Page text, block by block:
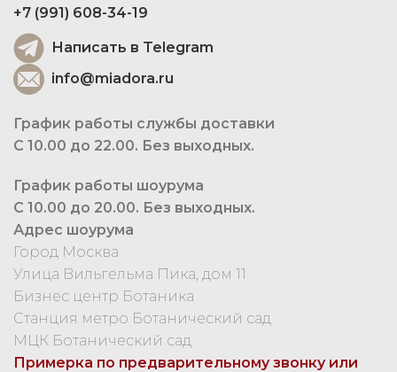
+7 (991) 608-34-19
Написать в Telegram
info@miadora.ru
График работы службы доставки
С 10.00 до 22.00. Без выходных.
График работы шоурума
С 10.00 до 20.00. Без выходных.
Адрес шоурума
Город Москва
Улица Вильгельма Пика, дом 11
Бизнес центр Ботаника
Станция метро Ботанический сад
МЦК Ботанический сад
Примерка по предварительному звонку или